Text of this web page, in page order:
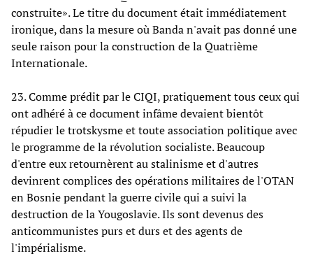
construite». Le titre du document était immédiatement
ironique, dans la mesure où Banda n'avait pas donné une
seule raison pour la construction de la Quatrième
Internationale.
23. Comme prédit par le CIQI, pratiquement tous ceux qui
ont adhéré à ce document infâme devaient bientôt
répudier le trotskysme et toute association politique avec
le programme de la révolution socialiste. Beaucoup
d'entre eux retournèrent au stalinisme et d'autres
devinrent complices des opérations militaires de l'OTAN
en Bosnie pendant la guerre civile qui a suivi la
destruction de la Yougoslavie. Ils sont devenus des
anticommunistes purs et durs et des agents de
l'impérialisme.